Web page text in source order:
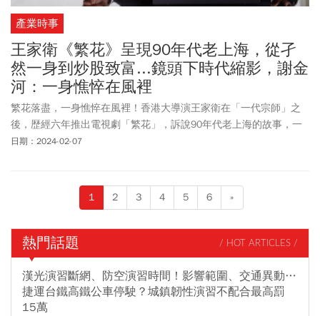
產業時事
王家衛《繁花》呈現90年代老上海，從孑
然一身到炒股致富...鏡頭下時代縮影，謝金
河：一身憔悴在風裡
繁花落盡，一身憔悴在風裡！香港大導演王家衛在「一代宗師」之
後，歴經六年推出電視劇「繁花」，訴說90年代老上海的故事，一
推出立即登上收視排行榜，而且成為兩岸津津樂道的熱門話題。為
日期：2024-02-07
1 2 3 4 5 6 »
熱門話題 / HOT ARTICLES /
漢光演習斷網、防空演習時間！影響範圍、交通異動…
捷運台鐵高鐵公車停駛？城鎮韌性演習不配合最高罰
15萬